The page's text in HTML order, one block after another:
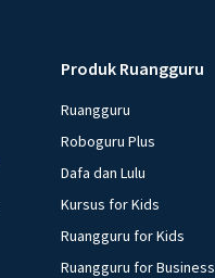
Produk Ruangguru
Ruangguru
Roboguru Plus
Dafa dan Lulu
Kursus for Kids
Ruangguru for Kids
Ruangguru for Business